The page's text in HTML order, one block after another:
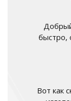
быстро,
Вот как